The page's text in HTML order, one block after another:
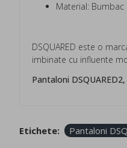
Material: Bumbac
DSQUARED este o
imbinate cu influente
Pantaloni
Etichete: Pantaloni